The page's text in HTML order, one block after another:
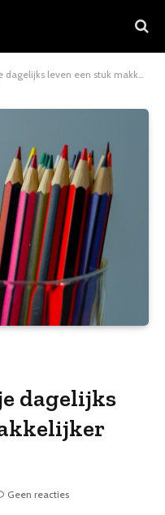
leven een stuk makkelijker maken
dagelijks
Geen reacties